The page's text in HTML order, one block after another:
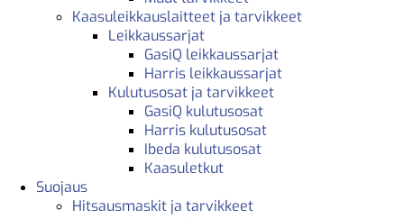
Kaasuleikkauslaitteet ja tarvikkeet
Leikkaussarjat
GasiQ leikkaussarjat
Harris leikkaussarjat
Kulutusosat ja tarvikkeet
GasiQ kulutusosat
Harris kulutusosat
Ibeda kulutusosat
Kaasuletkut
Suojaus
Hitsausmaskit ja tarvikkeet